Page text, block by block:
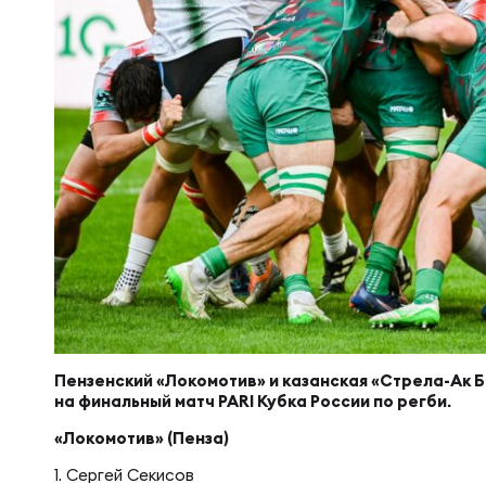
Регионы
Сборные
Антидопинг
Магазин
Контакты
Пензенский «Локомотив» и казанская «Стрела-Ак
на финальный матч PARI Кубка России по регби.
«Локомотив» (Пенза)
1. Сергей Секисов